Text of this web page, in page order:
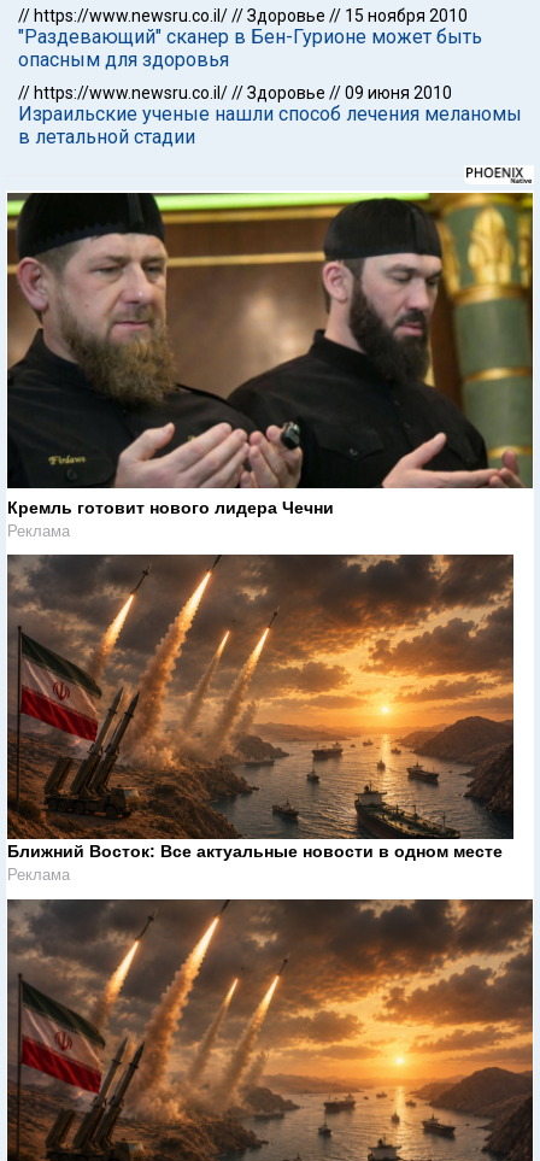
// https://www.newsru.co.il///Здоровье // 15 ноября 2010
"Раздевающий" сканер в Бен-Гурионе может быть
опасным для здоровья
// https://www.newsru.co.il///Здоровье //09 июня 2010
Израильские ученые нашли способ лечения меланомы
в летальной стадии
Кремль готовит нового лидера Чечни
Реклама
Ближний Восток: Все актуальные новости в одном месте
Реклама